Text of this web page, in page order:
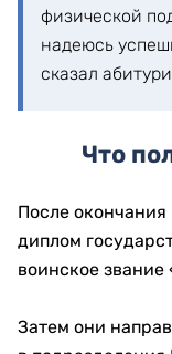
физической
надеюсь
сказал
Что
После
диплом
воинское
Затем они